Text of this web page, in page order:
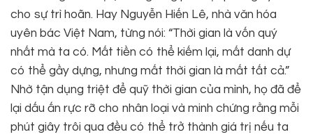
cho sự trì hoãn. Hay Nguyễn Hiến Lê, nhà văn hóa
uyên bác Việt Nam, từng nói: “Thời gian là vốn quý
nhất mà ta có. Mất tiền có thể kiếm lại, mất danh dự
có thể gầy dựng, nhưng mất thời gian là mất tất cả.”
Nhờ tận dụng triệt để quỹ thời gian của mình, họ đã để
lại dấu ấn rực rỡ cho nhân loại và minh chứng rằng mỗi
phút giây trôi qua đều có thể trở thành giá trị nếu ta